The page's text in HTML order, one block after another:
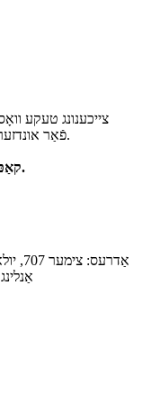
פֿאַר אונדזער רעפֿערענץ, ביטע שיקט עס גלייך דורך אימעיל.
© קאַפּירייט - 2010-2021: אַלע רעכטן רעזערווירט.
אַנלינג